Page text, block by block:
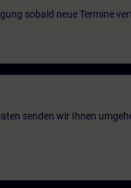
sobald neue Termine
senden wir Ihnen